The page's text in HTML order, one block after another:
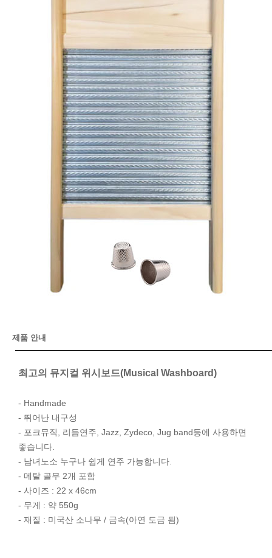
제품 안내
최고의 뮤지컬 위시보드(Musical Washboard)
- Handmade
- 뛰어난 내구성
- 포크뮤직, 리듬연주, Jazz, Zydeco, Jug band등에 사용하면
좋습니다.
- 남녀노소 누구나 쉽게 연주 가능합니다.
- 메탈 골무 2개 포함
- 사이즈 : 22 x 46cm
- 무게 : 약 550g
- 재질 : 미국산 소나무 / 금속(아연 도금 됨)